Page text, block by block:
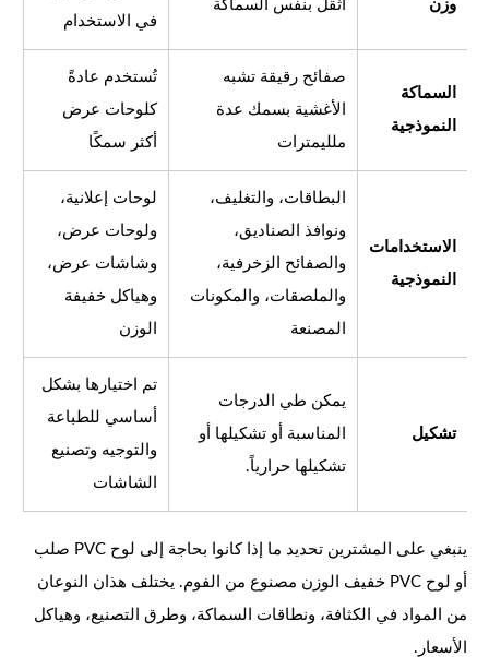
وزن أثقل بنفس السماكة
في الاستخدام
السماكة
النموذجية
صفائح رقيقة تشبه
الأغشية بسمك عدة
ملليمترات
تُستخدم عادةً
كلوحات عرض
أكثر سمكًا
الاستخدامات
النموذجية
البطاقات، والتغليف،
ونوافذ الصناديق،
والصفائح الزخرفية،
والملصقات، والمكونات
المصنعة
لوحات إعلانية،
ولوحات عرض،
وشاشات عرض،
وهياكل خفيفة
الوزن
تشكيل
يمكن طي الدرجات
المناسبة أو تشكيلها أو
تشكيلها حرارياً.
تم اختيارها بشكل
أساسي للطباعة
والتوجيه وتصنيع
الشاشات
ينبغي على المشترين تحديد ما إذا كانوا بحاجة إلى لوح PVC صلب
أو لوح PVC خفيف الوزن مصنوع من الفوم. يختلف هذان النوعان
من المواد في الكثافة، ونطاقات السماكة، وطرق التصنيع، وهياكل
الأسعار.